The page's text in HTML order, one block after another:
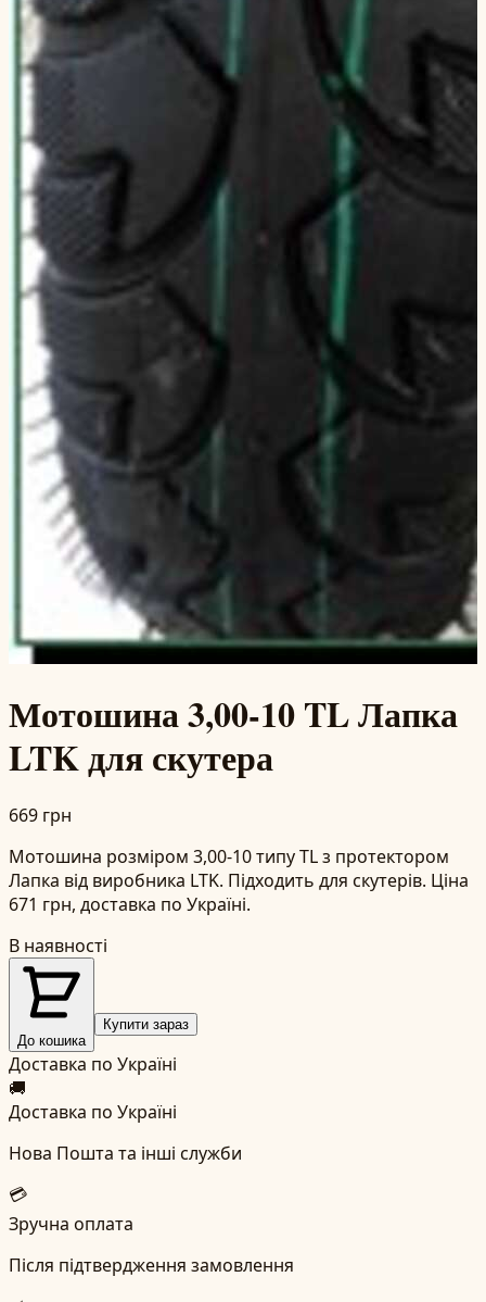
Мотошина 3,00-10 TL Лапка
LTK для скутера
669 грн
Мотошина розміром 3,00-10 типу TL з протектором
Лапка від виробника LTK. Підходить для скутерів. Ціна
671 грн, доставка по Україні.
В наявності
До кошика
Купити зараз
Доставка по Україні
🚚
Доставка по Україні
Нова Пошта та інші служби
💳
Зручна оплата
Після підтвердження замовлення